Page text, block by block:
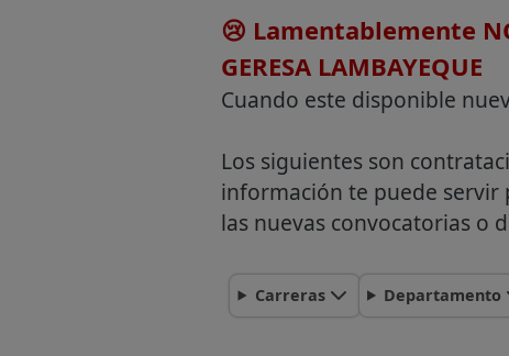
😢 Lamentablemente
GERESA LAMBAYEQUE
Cuando este disponible
Los siguientes son
información te puede servir
las nuevas convocatorias o
Carreras Departamento